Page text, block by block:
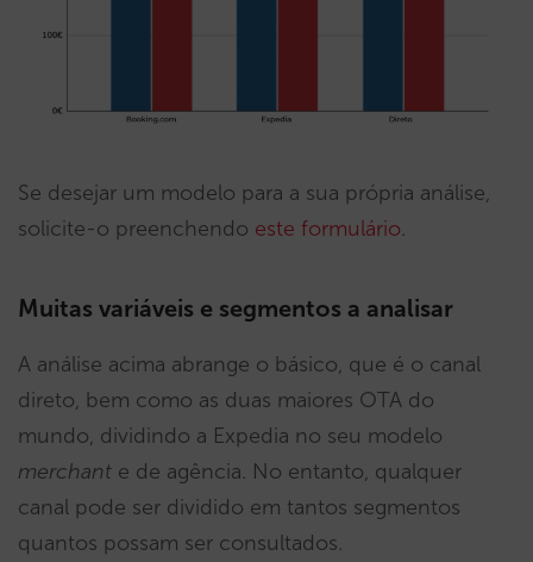
Se desejar um modelo para a sua própria análise,
solicite-o preenchendo este formulário.
Muitas variáveis e segmentos a analisar
A análise acima abrange o básico, que é o canal
direto, bem como as duas maiores OTA do
mundo, dividindo a Expedia no seu modelo
merchant e de agência. No entanto, qualquer
canal pode ser dividido em tantos segmentos
quantos possam ser consultados.